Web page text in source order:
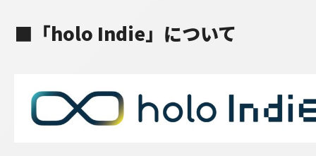
■「holo Indie」について